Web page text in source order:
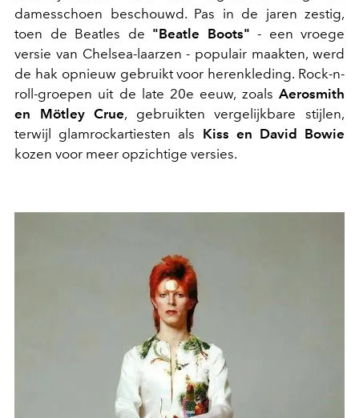
damesschoen beschouwd. Pas in de jaren zestig,
toen de Beatles de "Beatle Boots" - een vroege
versie van Chelsea-laarzen - populair maakten, werd
de hak opnieuw gebruikt voor herenkleding. Rock-n-
roll-groepen uit de late 20e eeuw, zoals Aerosmith
en Mötley Crue, gebruikten vergelijkbare stijlen,
terwijl glamrockartiesten als Kiss en David Bowie
kozen voor meer opzichtige versies.